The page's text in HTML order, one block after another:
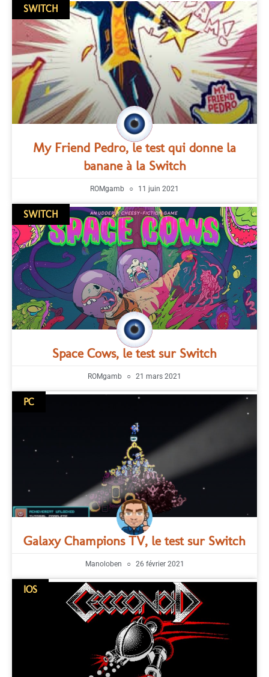
SWITCH
My Friend Pedro, le test qui donne la
banane à la Switch
ROMgamb 11 juin 2021
SWITCH
Space Cows, le test sur Switch
ROMgamb 21 mars 2021
PC
Galaxy Champions TV, le test sur Switch
Manoloben 26 février 2021
IOS